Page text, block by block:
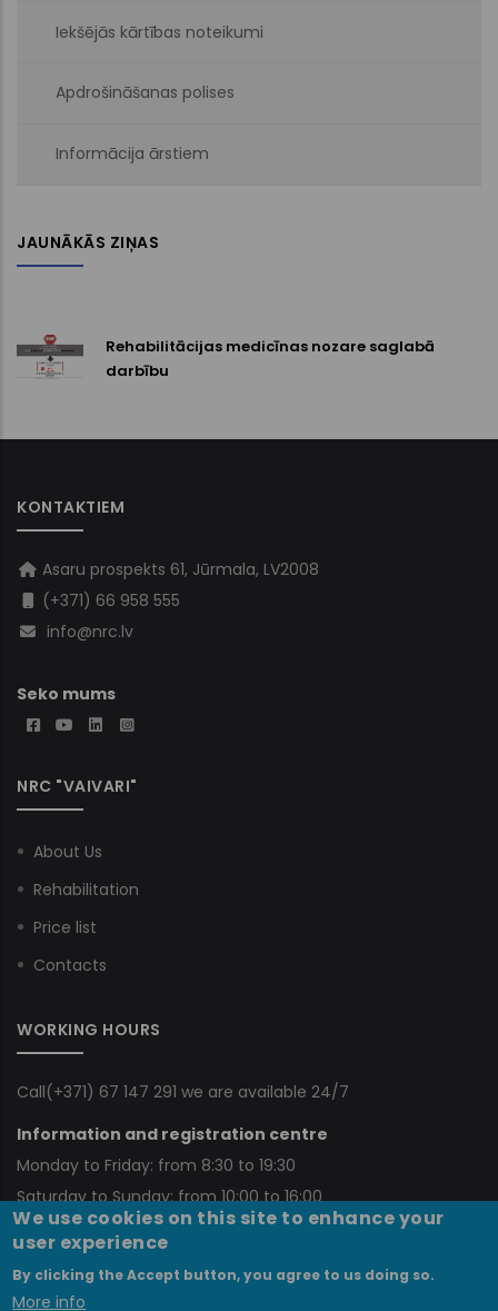
Iekšējās kārtības noteikumi
Apdrošināšanas polises
Informācija ārstiem
JAUNĀKĀS ZIŅAS
Rehabilitācijas medicīnas nozare saglabā
darbību
KONTAKTIEM
Asaru prospekts 61, Jūrmala, LV2008
(+371) 66 958 555
info@nrc.lv
Seko mums
NRC "VAIVARI"
About Us
Rehabilitation
Price list
Contacts
WORKING HOURS
Call(+371) 67 147 291 we are available 24/7
Information and registration centre
Monday to Friday: from 8:30 to 19:30
Saturday to Sunday: from 10:00 to 16:00
(+371) 67 766 122|(+371) 67 766 026|(+371) 67 766 025
We use cookies on this site to enhance your
user experience
By clicking the Accept button, you agree to us doing so.
More info